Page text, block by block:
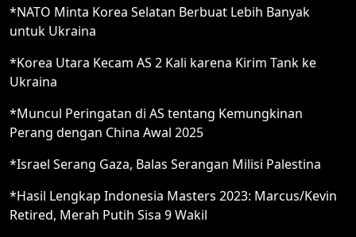
*NATO Minta Korea Selatan Berbuat Lebih Banyak
untuk Ukraina
*Korea Utara Kecam AS 2 Kali karena Kirim Tank ke
Ukraina
*Muncul Peringatan di AS tentang Kemungkinan
Perang dengan China Awal 2025
*Israel Serang Gaza, Balas Serangan Milisi Palestina
*Hasil Lengkap Indonesia Masters 2023: Marcus/Kevin
Retired, Merah Putih Sisa 9 Wakil